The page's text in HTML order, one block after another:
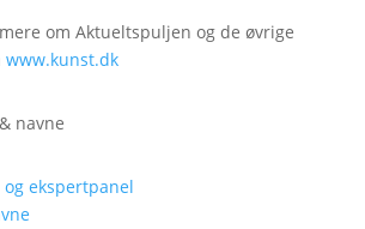
om Aktueltspuljen og de øvrige
www.kunst.dk
navne